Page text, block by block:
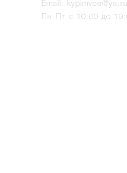
Email: kypimvce@ya.ru
Пн-Пт с 10:00 до